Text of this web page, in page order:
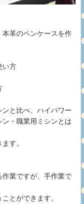
本革のペンケースを作
い方
と比べ、ハイパワー
・職業用ミシンとは
す。
業ですが、手作業で
とができます。